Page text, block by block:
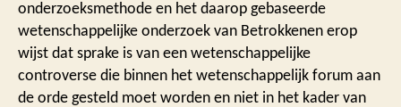
onderzoeksmethode en het daarop gebaseerde
wetenschappelijke onderzoek van Betrokkenen erop
wijst dat sprake is van een wetenschappelijke
controverse die binnen het wetenschappelijk forum aan
de orde gesteld moet worden en niet in het kader van